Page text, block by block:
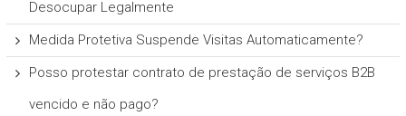
Desocupar Legalmente
Medida Protetiva Suspende Visitas Automaticamente?
Posso protestar contrato de prestação de serviços B2B
vencido e não pago?